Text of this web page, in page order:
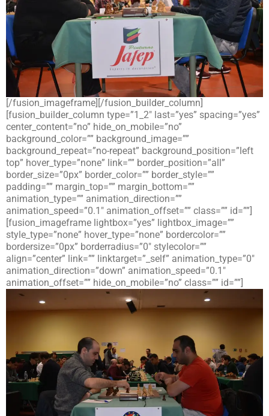
[/fusion_imageframe][/fusion_builder_column]
[fusion_builder_column type=”1_2″ last=”yes” spacing=”yes”
center_content=”no” hide_on_mobile=”no”
background_color=”” background_image=””
background_repeat=”no-repeat” background_position=”left
top” hover_type=”none” link=”” border_position=”all”
border_size=”0px” border_color=”” border_style=””
padding=”” margin_top=”” margin_bottom=””
animation_type=”” animation_direction=””
animation_speed=”0.1″ animation_offset=”” class=”” id=””]
[fusion_imageframe lightbox=”yes” lightbox_image=””
style_type=”none” hover_type=”none” bordercolor=””
bordersize=”0px” borderradius=”0″ stylecolor=””
align=”center” link=”” linktarget=”_self” animation_type=”0″
animation_direction=”down” animation_speed=”0.1″
animation_offset=”” hide_on_mobile=”no” class=”” id=””]